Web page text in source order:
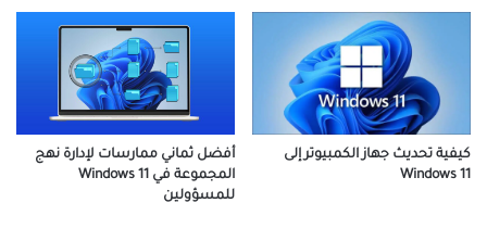
كيفية تحديث جهاز الكمبيوتر إلى
Windows 11
أفضل ثماني ممارسات لإدارة نهج
المجموعة في Windows 11
للمسؤولين